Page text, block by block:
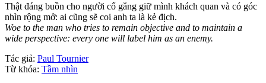
Thật đáng buồn cho người cố gắng giữ mình khách quan và có góc
nhìn rộng mở: ai cũng sẽ coi anh ta là kẻ địch.
Woe to the man who tries to remain objective and to maintain a
wide perspective: every one will label him as an enemy.
Tác giả: Paul Tournier
Từ khóa: Tầm nhìn